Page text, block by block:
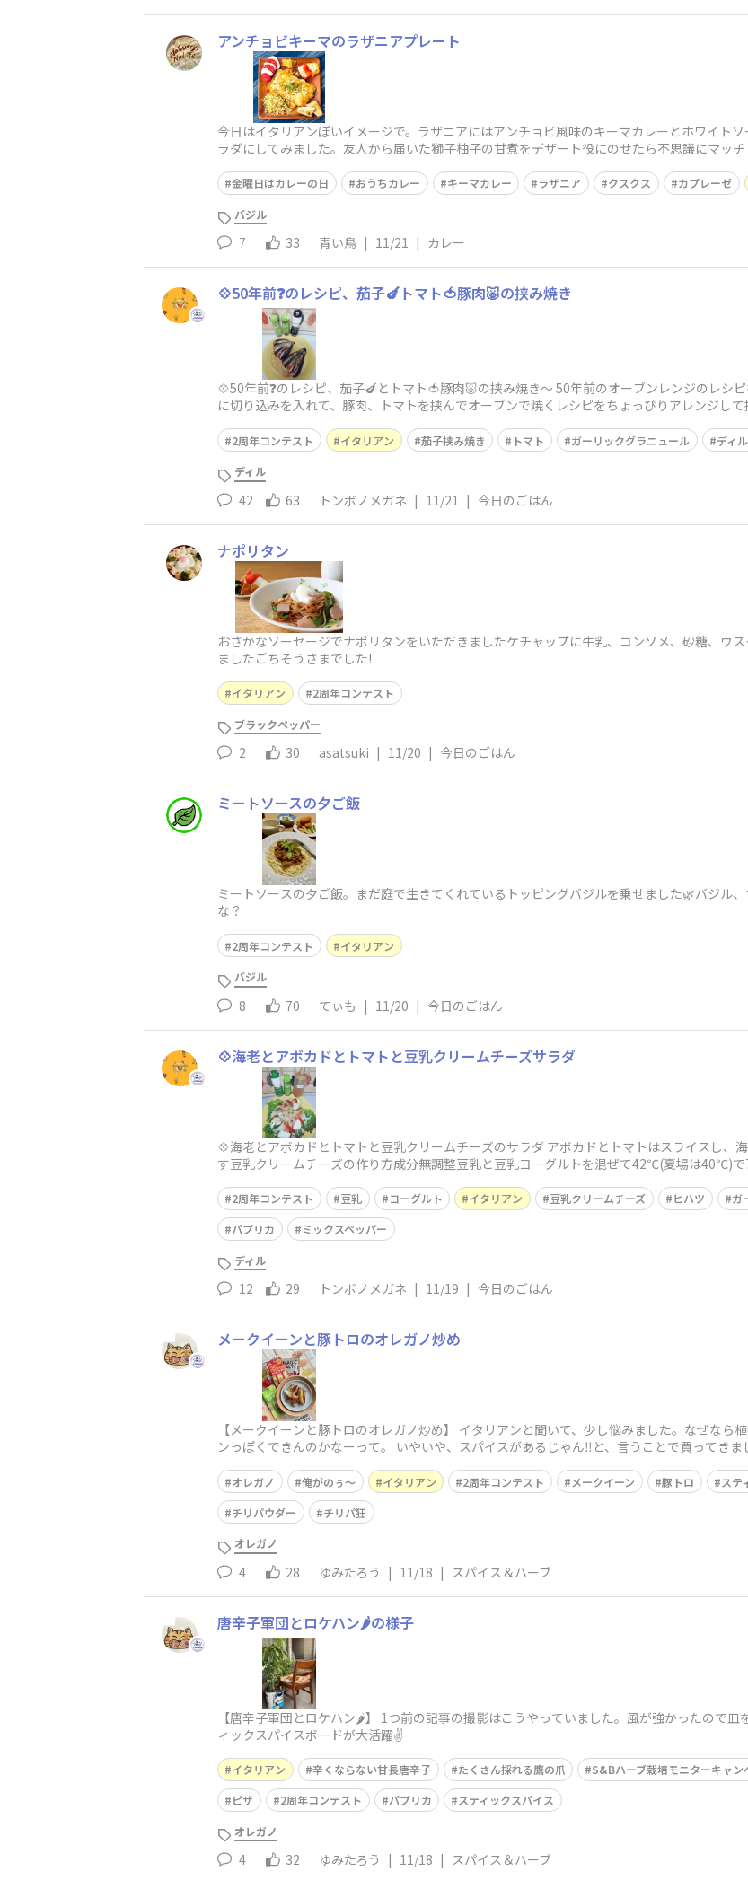
アンチョビキーマのラザニアプレート
今日はイタリアンぽいイメージで。ラザニアにはアンチョビ風味のキーマカレーとホワイト
ラダにしてみました。友人から届いた獅子柚子の甘煮をデザート役にのせたら不思議にマッ
金曜日はカレーの日 おうちカレー キーマカレー ラザニア クスクス カプレーゼ
バジル
7 33 青い鳥 | 11/21 | カレー
💠50年前❓️のレシピ、茄子🍆トマト🍅豚肉🐷の挟み焼き
💠50年前❓️のレシピ、茄子🍆とトマト🍅豚肉🐷の挟み焼き〜 50年前のオーブンレンジのレシ
に切り込みを入れて、豚肉、トマトを挟んでオーブンで焼くレシピをちょっぴりアレンジし
2周年コンテスト イタリアン 茄子挟み焼き トマト ガーリックグラニュール ディ
ディル
42 63 トンボノメガネ | 11/21 | 今日のごはん
ナポリタン
おさかなソーセージでナポリタンをいただきましたケチャップに牛乳、コンソメ、砂糖、ウ
ましたごちそうさまでした!
イタリアン 2周年コンテスト
ブラックペッパー
2 30 asatsuki | 11/20 | 今日のごはん
ミートソースの夕ご飯
ミートソースの夕ご飯。まだ庭で生きてくれているトッピングバジルを乗せました🌿バジル
な？
2周年コンテスト イタリアン
バジル
8 70 てぃも | 11/20 | 今日のごはん
💠海老とアボカドとトマトと豆乳クリームチーズサラダ
💠海老とアボカドとトマトと豆乳クリームチーズのサラダ アボカドとトマトはスライスし、
す豆乳クリームチーズの作り方成分無調整豆乳と豆乳ヨーグルトを混ぜて42℃(夏場は40℃)
2周年コンテスト 豆乳 ヨーグルト イタリアン 豆乳クリームチーズ ヒハツ ガ
パプリカ
ミックスペッパー
ディル
12 29 トンボノメガネ | 11/19 | 今日のごはん
メークイーンと豚トロのオレガノ炒め
【メークイーンと豚トロのオレガノ炒め】 イタリアンと聞いて、少し悩みました。なぜなら
ンっぽくできんのかなーって。 いやいや、スパイスがあるじゃん‼️と、言うことで買ってき
オレガノ 俺がのぅ〜 イタリアン 2周年コンテスト メークイーン 豚トロ ステ
チリパウダー
チリパ狂
オレガノ
4 28 ゆみたろう | 11/18 | スパイス＆ハーブ
唐辛子軍団とロケハン🌶️の様子
【唐辛子軍団とロケハン🌶️】 1つ前の記事の撮影はこうやっていました。風が強かったので
ィックスパイスボードが大活躍✌️
イタリアン 辛くならない甘長唐辛子 たくさん採れる鷹の爪 S&Bハーブ栽培モニターキャン
ピザ
2周年コンテスト パプリカ スティックスパイス
オレガノ
4 32 ゆみたろう | 11/18 | スパイス＆ハーブ